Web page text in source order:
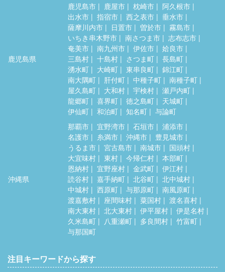
鹿児島県
鹿児島市 鹿屋市 枕崎市
阿久根市
出水市
指宿市 西之表市
垂水市
薩摩川内市
日置市 曽於市
霧島市
いちき串木野市
南さつま市
志布志市
奄美市
南九州市 伊佐市
姶良市
三島村
十島村 さつま町
長島町
湧水町
大崎町 東串良町
錦江町
南大隅町
肝付町 中種子町
南種子町
屋久島町
大和村 宇検村
瀬戸内町
龍郷町
喜界町 徳之島町
天城町
伊仙町
和泊町 知名町 与論町
沖縄県
那覇市 宜野湾市 石垣市
浦添市
名護市
糸満市 沖縄市
豊見城市
うるま市
宮古島市 南城市
国頭村
大宜味村
東村 今帰仁村
本部町
恩納村
宜野座村 金武町
伊江村
読谷村
嘉手納町 北谷町
北中城村
中城村
西原町 与那原町
南風原町
渡嘉敷村
座間味村 粟国村
渡名喜村
南大東村
北大東村 伊平屋村
伊是名村
久米島町
八重瀬町 多良間村
竹富町
与那国町
注目キーワードから探す